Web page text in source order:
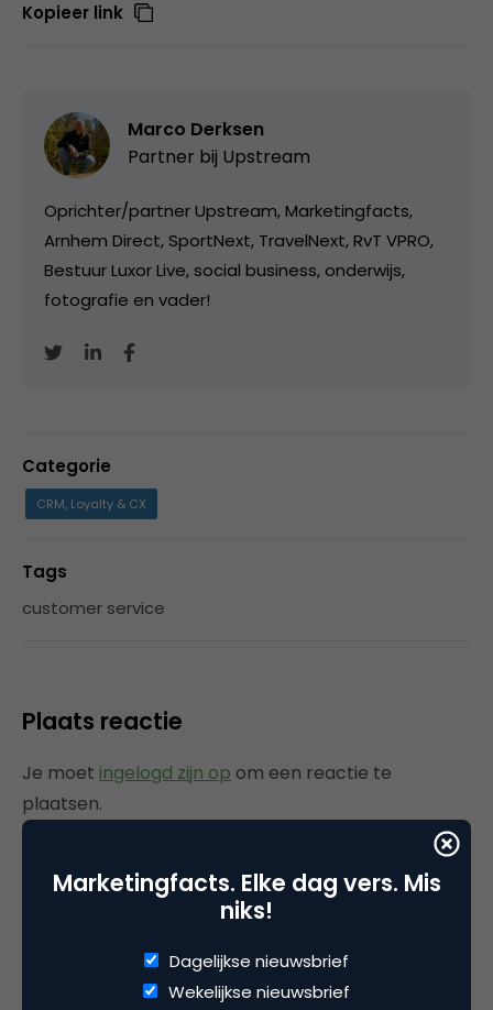
Kopieer link
Marco Derksen
Partner bij Upstream
Oprichter/partner Upstream, Marketingfacts,
Arnhem Direct, SportNext, TravelNext, RvT VPRO,
Bestuur Luxor Live, social business, onderwijs,
fotografie en vader!
Categorie
CRM, Loyalty & CX
Tags
customer service
Plaats reactie
Je moet ingelogd zijn op om een reactie te
plaatsen.
Gerelateerde artikelen
Verlaten winkelwagens:
waarom laten zoveel webshops
Marketingfacts. Elke dag vers. Mis
niks!
Dagelijkse nieuwsbrief
Wekelijkse nieuwsbrief